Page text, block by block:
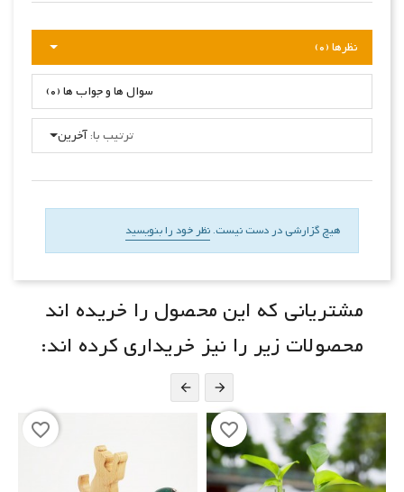
نظرها (0)
سوال ها و جواب ها (0)
ترتیب با: آخرین
هیچ گزارشی در دست نیست. نظر خود را بنویسید
مشتریانی که این محصول را خریده اند
محصولات زیر را نیز خریداری کرده اند:
 
favorite_border favorite_border